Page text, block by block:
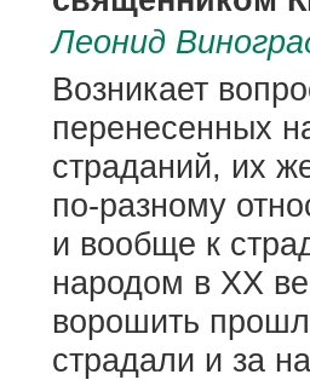
Леонид
Возникает
перенесенных
страданий, их
по-разному
и вообще к
народом в XX
ворошить
страдали и за